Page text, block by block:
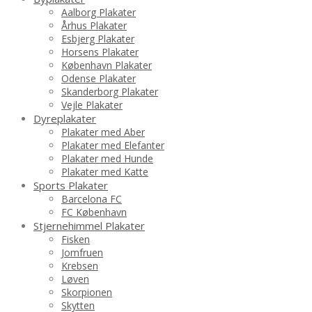
Aalborg Plakater
Århus Plakater
Esbjerg Plakater
Horsens Plakater
København Plakater
Odense Plakater
Skanderborg Plakater
Vejle Plakater
Dyreplakater
Plakater med Aber
Plakater med Elefanter
Plakater med Hunde
Plakater med Katte
Sports Plakater
Barcelona FC
FC København
Stjernehimmel Plakater
Fisken
Jomfruen
Krebsen
Løven
Skorpionen
Skytten